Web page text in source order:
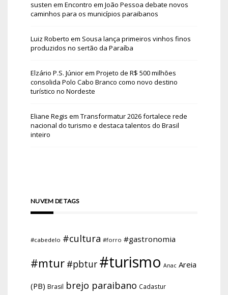
susten em Encontro em João Pessoa debate novos
caminhos para os municípios paraibanos
Luiz Roberto em Sousa lança primeiros vinhos finos
produzidos no sertão da Paraíba
Elzário P.S. Júniorem Projeto de R$ 500 milhões
consolida Polo Cabo Branco como novo destino
turístico no Nordeste
Eliane Regis em Transformatur 2026 fortalece rede
nacional do turismo e destaca talentos do Brasil
inteiro
NUVEM DE TAGS
#cabedelo #cultura #forro #gastronomia
#mtur #pbtur #turismo Anac Areia
(PB) Brasil brejo paraibano Cadastur